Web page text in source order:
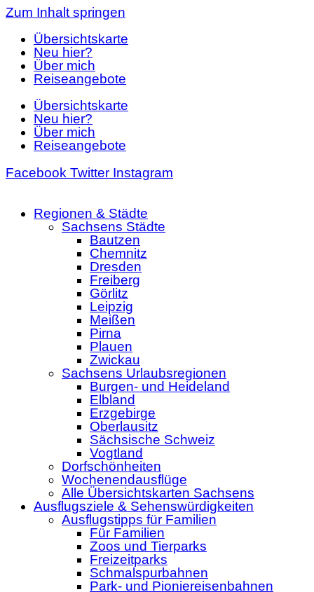
Zum Inhalt springen
Übersichtskarte
Neu hier?
Über mich
Reiseangebote
Übersichtskarte
Neu hier?
Über mich
Reiseangebote
Facebook Twitter Instagram
Regionen & Städte
Sachsens Städte
Bautzen
Chemnitz
Dresden
Freiberg
Görlitz
Leipzig
Meißen
Pirna
Plauen
Zwickau
Sachsens Urlaubsregionen
Burgen- und Heideland
Elbland
Erzgebirge
Oberlausitz
Sächsische Schweiz
Vogtland
Dorfschönheiten
Wochenendausflüge
Alle Übersichtskarten Sachsens
Ausflugsziele & Sehenswürdigkeiten
Ausflugstipps für Familien
Für Familien
Zoos und Tierparks
Freizeitparks
Schmalspurbahnen
Park- und Pioniereisenbahnen